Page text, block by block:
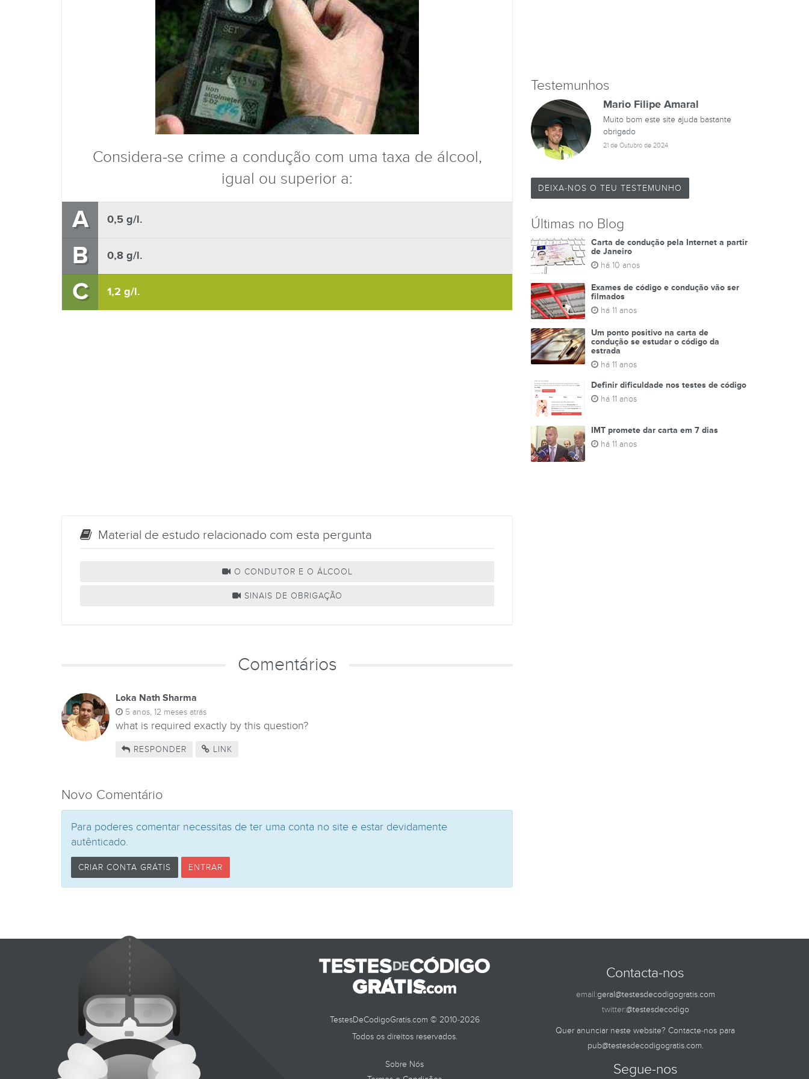
Considera-se crime a condução com uma taxa de álcool,
igual ou superior a:
A 0,5 g/l.
B 0,8 g/l.
C 1,2 g/l.
Material de estudo relacionado com esta pergunta
O CONDUTOR E O ÁLCOOL
SINAIS DE OBRIGAÇÃO
Comentários
Loka Nath Sharma
5 anos, 12 meses atrás
what is required exactly by this question?
RESPONDER LINK
Novo Comentário
Para poderes comentar necessitas de ter uma conta no site e estar devidamente
autênticado.
CRIAR CONTA GRÁTIS ENTRAR
Testemunhos
Mario Filipe Amaral
Muito bom este site ajuda bastante
obrigado
21 de Outubro de 2024
DEIXA-NOS O TEU TESTEMUNHO
Últimas no Blog
Carta de condução pela Internet a partir
de Janeiro
há 10 anos
Exames de código e condução vão ser
filmados
há 11 anos
Um ponto positivo na carta de
condução se estudar o código da
estrada
há 11 anos
Definir dificuldade nos testes de código
há 11 anos
IMT promete dar carta em 7 dias
há 11 anos
TestesDeCodigoGratis.com © 2010-2026
Todos os direitos reservados.
Sobre Nós
Contacta-nos
email:geral@testesdecodigogratis.com
twitter:@testesdecodigo
Quer anunciar neste website? Contacte-nos para
pub@testesdecodigogratis.com.
Segue-nos